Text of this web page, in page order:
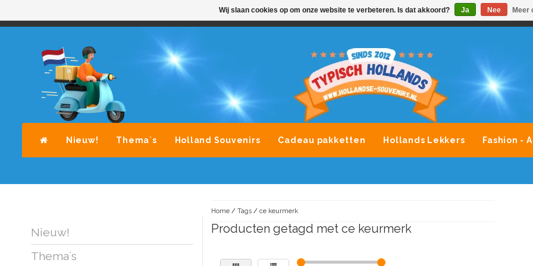
AVONDLEVERING MOGELIJK ALLE MERKEN SOUVENIRS
Nieuw! Thema`s Holland Souvenirs Cadeau pakketten Hollands Lekkers Fashion -
Nieuw!
Thema`s
Home/ Tags/ ce keurmerk
Producten getagd met ce keurmerk
Wij slaan cookies op om onze website te verbeteren. Is dat akkoord? Ja Nee Meer